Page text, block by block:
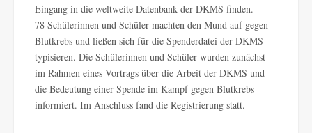
Eingang in die weltweite Datenbank der DKMS finden.
78 Schülerinnen und Schüler machten den Mund auf gegen
Blutkrebs und ließen sich für die Spenderdatei der DKMS
typisieren. Die Schülerinnen und Schüler wurden zunächst
im Rahmen eines Vortrags über die Arbeit der DKMS und
die Bedeutung einer Spende im Kampf gegen Blutkrebs
informiert. Im Anschluss fand die Registrierung statt.